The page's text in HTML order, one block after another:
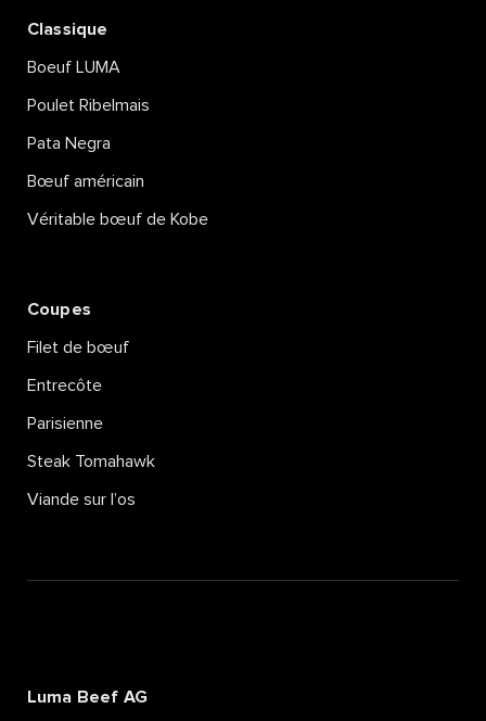
Classique
Boeuf LUMA
Poulet Ribelmais
Pata Negra
Bœuf américain
Véritable bœuf de Kobe
Coupes
Filet de bœuf
Entrecôte
Parisienne
Steak Tomahawk
Viande sur l’os
Luma Beef AG